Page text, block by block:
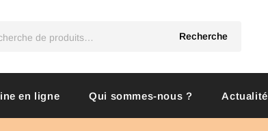
Recherche
en ligne Qui sommes-nous ? Actualité